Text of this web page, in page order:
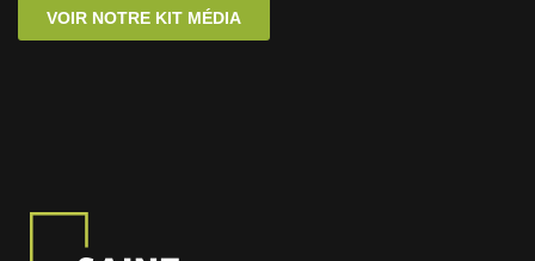
VOIR NOTRE KIT MÉDIA